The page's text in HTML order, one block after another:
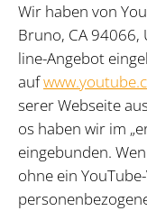
Wir ha­ben von
Bru­no, CA 94066,
line-An­ge­bot
auf
se­rer Web­sei­te
os ha­ben wir im
ein­ge­bun­den.
ohne ein